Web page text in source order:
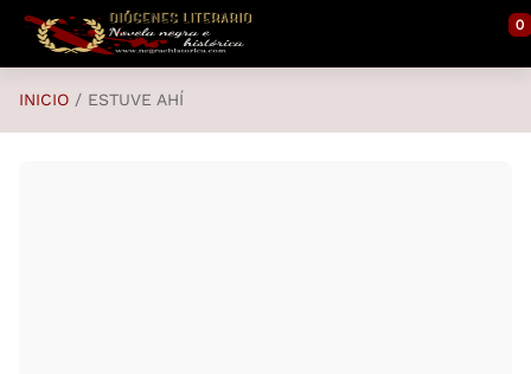
Saltar al contenido principal
0
INICIO ESTUVE AHÍ